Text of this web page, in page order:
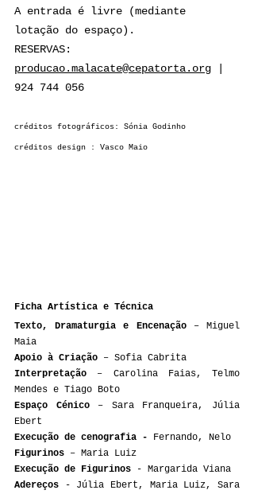
A entrada é livre (mediante
lotação do espaço).
RESERVAS:
producao.malacate@cepatorta.org
924 744 056
créditos fotográficos: Sónia Godinho
créditos design : Vasco Maio
Ficha Artística e Técnica
Texto, Dramaturgia e Encenação – Miguel
Maia
Apoio à Criação – Sofia Cabrita
Interpretação – Carolina Faias, Telmo
Mendes e Tiago Boto
Espaço Cénico – Sara Franqueira, Júlia
Ebert
Execução de cenografia - Fernando, Nelo
Figurinos – Maria Luiz
Execução de Figurinos - Margarida Viana
Adereços
- Júlia Ebert, Maria Luiz, Sara